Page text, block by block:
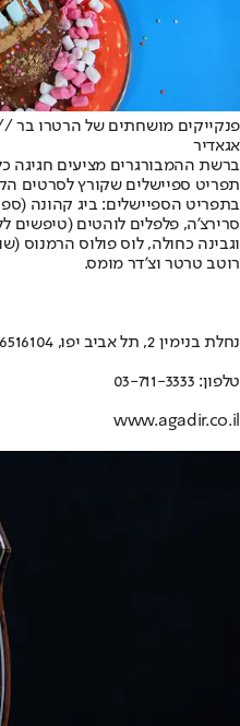
פנקייקים מושחתים של הרטרו בר //
אגאדיר
ברשת ההמבורגרים מציעים חגיגה
תפריט ספיישלים שקורץ לסרטים
בתפריט הספיישלים: ביג קהונה
סרירצ'ה, פלפלים לוהטים (טיפשים
וגבינה כחולה, לוס פולוס הרמנוס
רוטב טרטר וצ'דר מומס.
נחלת בנימין 2, תל אביב יפו, 6516104
טלפון: 03-711-3333
www.agadir.co.il